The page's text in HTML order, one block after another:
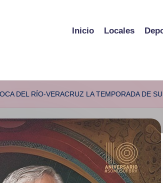
Inicio Locales
DEL RÍO-VERACRUZ LA TEMPORADA DE